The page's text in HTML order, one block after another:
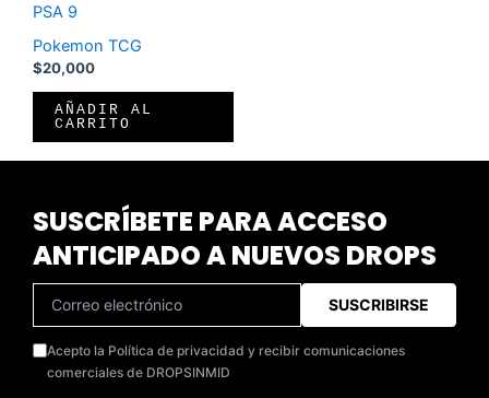
PSA 9
Pokemon TCG
$20,000
AÑADIR AL
CARRITO
SUSCRÍBETE PARA ACCESO
ANTICIPADO A NUEVOS DROPS
SUSCRIBIRSE
Acepto la Política de privacidad y recibir comunicaciones
comerciales de DROPSINMID